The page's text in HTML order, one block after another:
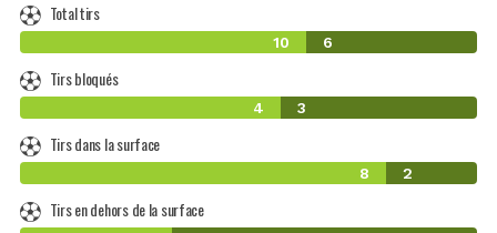
Total tirs
10 6
Tirs bloqués
4 3
Tirs dans la surface
8 2
Tirs en dehors de la surface